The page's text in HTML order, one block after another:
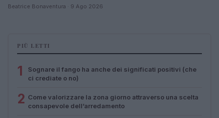
Beatrice Bonaventura · 9 Ago 2026
PIÙ LETTI
1
Sognare il fango ha anche dei significati positivi (che
ci crediate o no)
2 Come valorizzare la zona giorno attraverso una scelta
consapevole dell’arredamento